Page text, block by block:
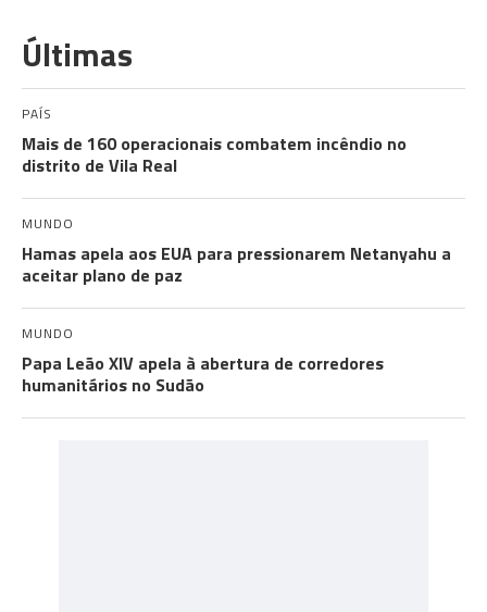
Últimas
PAÍS
Mais de 160 operacionais combatem incêndio no
distrito de Vila Real
MUNDO
Hamas apela aos EUA para pressionarem Netanyahu a
aceitar plano de paz
MUNDO
Papa Leão XIV apela à abertura de corredores
humanitários no Sudão